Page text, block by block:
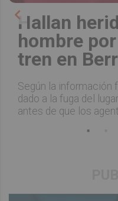
chevron_left
Hallan
hombre
tren en
Según la información
dado a la fuga del
antes de que los